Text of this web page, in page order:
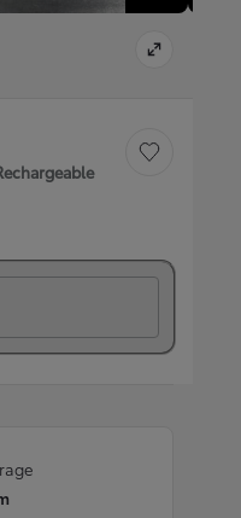
Sauvegarder le